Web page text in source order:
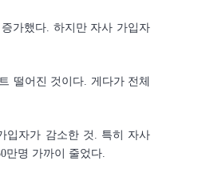
가했다. 하지만 자사 가입자
떨어진 것이다. 게다가 전체
입자가 감소한 것. 특히 자사
만명 가까이 줄었다.